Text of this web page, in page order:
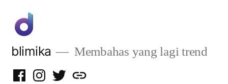
content
blimika Membahas yang lagi trend
Facebook
Instagram
TwitterPrivacy